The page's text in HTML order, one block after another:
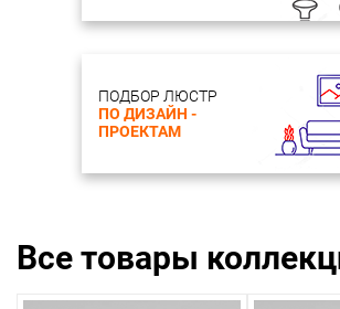
ПОДБОР ЛЮСТР
ПО ДИЗАЙН -
ПРОЕКТАМ
Все товары